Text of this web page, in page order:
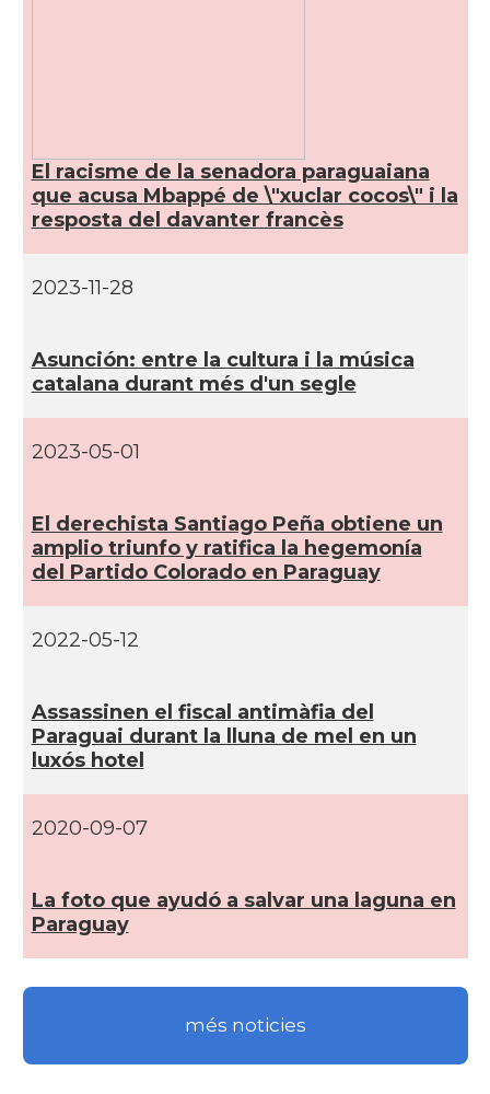
El racisme de la senadora paraguaiana
que acusa Mbappé de \"xuclar cocos\" i la
resposta del davanter francès
2023-11-28
Asunción: entre la cultura i la música
catalana durant més d'un segle
2023-05-01
El derechista Santiago Peña obtiene un
amplio triunfo y ratifica la hegemoní­a
del Partido Colorado en Paraguay
2022-05-12
Assassinen el fiscal antimàfia del
Paraguai durant la lluna de mel en un
luxós hotel
2020-09-07
La foto que ayudó a salvar una laguna en
Paraguay
més noticies